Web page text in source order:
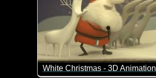
White Christmas - 3D Animation